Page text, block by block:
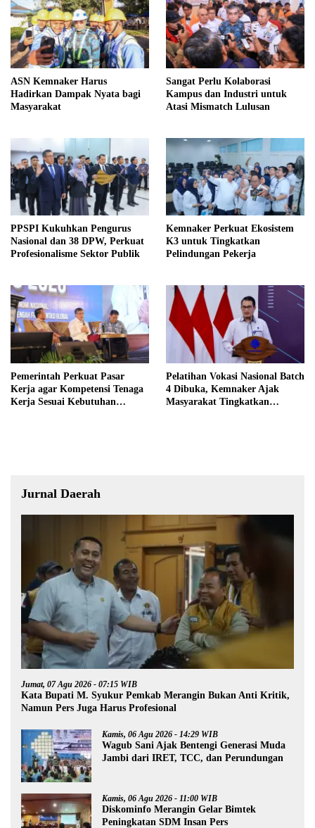
ASN Kemnaker Harus
Hadirkan Dampak Nyata bagi
Masyarakat
Sangat Perlu Kolaborasi
Kampus dan Industri untuk
Atasi Mismatch Lulusan
PPSPI Kukuhkan Pengurus
Nasional dan 38 DPW, Perkuat
Profesionalisme Sektor Publik
Kemnaker Perkuat Ekosistem
K3 untuk Tingkatkan
Pelindungan Pekerja
Pemerintah Perkuat Pasar
Kerja agar Kompetensi Tenaga
Kerja Sesuai Kebutuhan
Pelatihan Vokasi Nasional Batch
4 Dibuka, Kemnaker Ajak
Masyarakat Tingkatkan
Jurnal Daerah
Jumat, 07 Agu 2026 - 07:15 WIB
Kata Bupati M. Syukur Pemkab Merangin Bukan Anti Kritik,
Namun Pers Juga Harus Profesional
Kamis, 06 Agu 2026 - 14:29 WIB
Wagub Sani Ajak Bentengi Generasi Muda
Jambi dari IRET, TCC, dan Perundungan
Kamis, 06 Agu 2026 - 11:00 WIB
Diskominfo Merangin Gelar Bimtek
Peningkatan SDM Insan Pers